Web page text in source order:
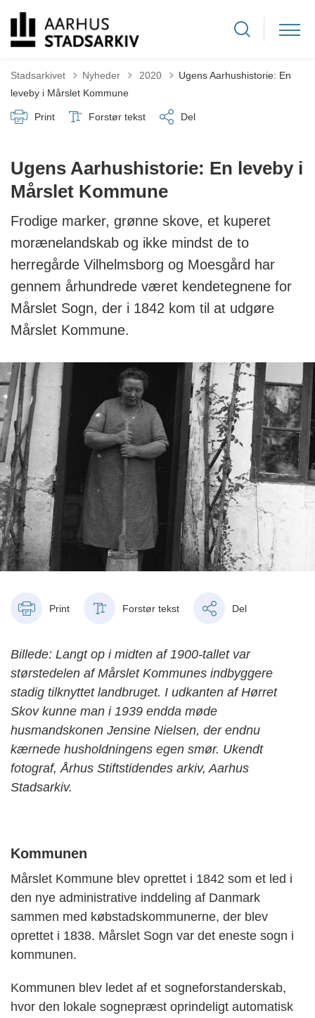
Stadsarkivet Nyheder Tilbage til
2020
Ugens Aarhushistorie: En
leveby i Mårslet Kommune
Print Forstør tekst Del
Ugens Aarhushistorie: En leveby i
Mårslet Kommune
Frodige marker, grønne skove, et kuperet
morænelandskab og ikke mindst de to
herregårde Vilhelmsborg og Moesgård har
gennem århundrede været kendetegnene for
Mårslet Sogn, der i 1842 kom til at udgøre
Mårslet Kommune.
Print Forstør tekst Del
Billede: Langt op i midten af 1900-tallet var
størstedelen af Mårslet Kommunes indbyggere
stadig tilknyttet landbruget. I udkanten af Hørret
Skov kunne man i 1939 endda møde
husmandskonen Jensine Nielsen, der endnu
kærnede husholdningens egen smør. Ukendt
fotograf, Århus Stiftstidendes arkiv, Aarhus
Stadsarkiv.
Kommunen
Mårslet Kommune blev oprettet i 1842 som et led i
den nye administrative inddeling af Danmark
sammen med købstadskommunerne, der blev
oprettet i 1838. Mårslet Sogn var det eneste sogn i
kommunen.
Kommunen blev ledet af et sogneforstanderskab,
hvor den lokale sognepræst oprindeligt automatisk